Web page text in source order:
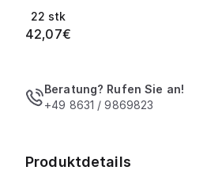
22 stk
42,07€
Beratung? Rufen Sie an!
+49 8631 / 9869823
Produktdetails